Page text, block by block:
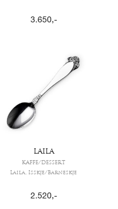
3.650,-
LAILA
KAFFE/DESSERT
Laila, Isskje/Barneskje
2.520,-